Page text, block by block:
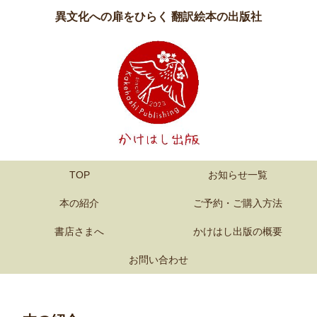
異文化への扉をひらく 翻訳絵本の出版社
TOP お知らせ一覧
本の紹介 ご予約・ご購入方法
書店さまへ かけはし出版の概要
お問い合わせ